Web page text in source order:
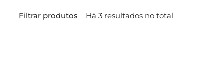
Filtrar produtos Há 3 resultados no total